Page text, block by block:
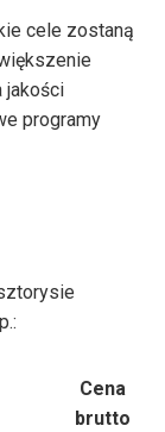
cele zostaną
jakości
programy
Cena
brutto